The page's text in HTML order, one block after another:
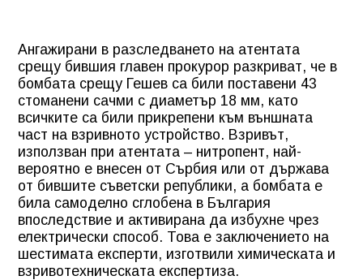
Ангажирани в разследването на атентата
срещу бившия главен прокурор разкриват, че в
бомбата срещу Гешев са били поставени 43
стоманени сачми с диаметър 18 мм, като
всичките са били прикрепени към външната
част на взривното устройство. Взривът,
използван при атентата – нитропент, най-
вероятно е внесен от Сърбия или от държава
от бившите съветски републики, а бомбата е
била самоделно сглобена в България
впоследствие и активирана да избухне чрез
електрически способ. Това е заключението на
шестимата експерти, изготвили химическата и
взривотехническата експертиза.